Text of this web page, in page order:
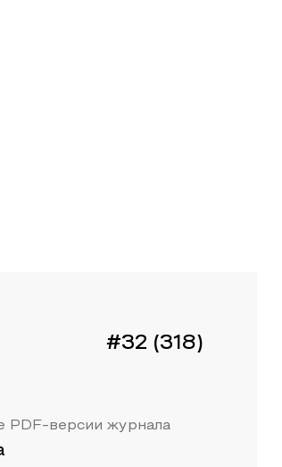
#32 (318)
PDF-версии журнала